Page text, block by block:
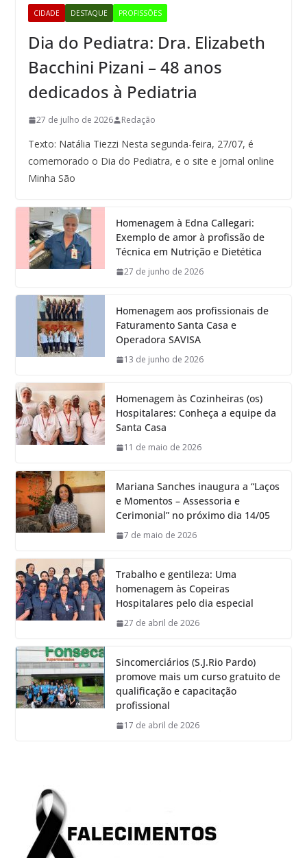
CIDADE DESTAQUE PROFISSÕES
Dia do Pediatra: Dra. Elizabeth
Bacchini Pizani – 48 anos
dedicados à Pediatria
27 de julho de 2026 Redação
Texto: Natália Tiezzi Nesta segunda-feira, 27/07, é
comemorado o Dia do Pediatra, e o site e jornal online
Minha São
Homenagem à Edna Callegari:
Exemplo de amor à profissão de
Técnica em Nutrição e Dietética
27 de junho de 2026
Homenagem aos profissionais de
Faturamento Santa Casa e
Operadora SAVISA
13 de junho de 2026
Homenagem às Cozinheiras (os)
Hospitalares: Conheça a equipe da
Santa Casa
11 de maio de 2026
Mariana Sanches inaugura a “Laços
e Momentos – Assessoria e
Cerimonial” no próximo dia 14/05
7 de maio de 2026
Trabalho e gentileza: Uma
homenagem às Copeiras
Hospitalares pelo dia especial
27 de abril de 2026
Sincomerciários (S.J.Rio Pardo)
promove mais um curso gratuito de
qualificação e capacitação
profissional
17 de abril de 2026